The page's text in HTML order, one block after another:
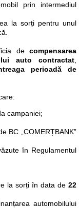
prin intermediul
la sorți pentru unul
de compensarea
auto contractat
perioadă de
campaniei;
BC „COMERȚBANK”
în Regulamentul
la sorți în data de 22
automobilului